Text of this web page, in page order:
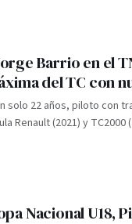
Barrio en el
del TC con
solo 22 años, piloto con
Renault (2021) y TC2000
Nacional U18,